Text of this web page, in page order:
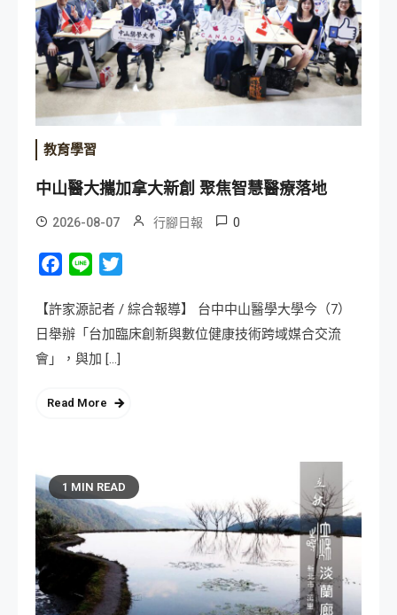
教育學習
中山醫大攜加拿大新創 聚焦智慧醫療落地
2026-08-07 行腳日報 0
Facebook
Line
【許家源記者 / 綜合報導】 台中中山醫學大學今（7）
日舉辦「台加臨床創新與數位健康技術跨域媒合交流
會」，與加 […]
Read More
1 MIN READ